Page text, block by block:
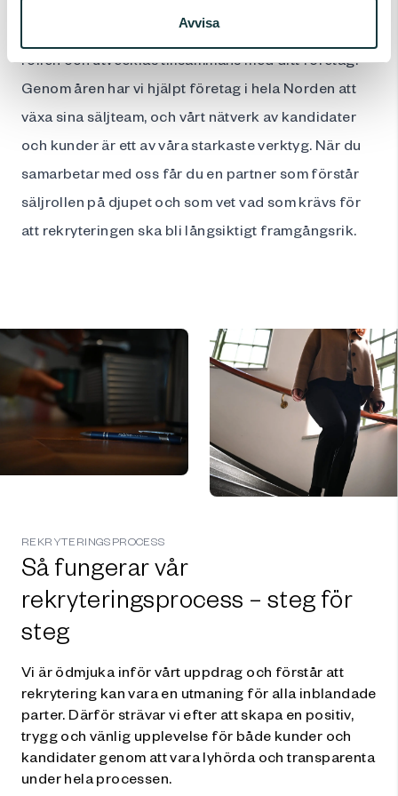
Avvisa
att säkerställa att våra kandidater både passar
rollen och utvecklas tillsammans med ditt företag.
Genom åren har vi hjälpt företag i hela Norden att
växa sina säljteam, och vårt nätverk av kandidater
och kunder är ett av våra starkaste verktyg. När du
samarbetar med oss får du en partner som förstår
säljrollen på djupet och som vet vad som krävs för
att rekryteringen ska bli långsiktigt framgångsrik.
REKRYTERINGSPROCESS
Så fungerar vår
rekryteringsprocess – steg för
steg
Vi är ödmjuka inför vårt uppdrag och förstår att
rekrytering kan vara en utmaning för alla inblandade
parter. Därför strävar vi efter att skapa en positiv,
trygg och vänlig upplevelse för både kunder och
kandidater genom att vara lyhörda och transparenta
under hela processen.